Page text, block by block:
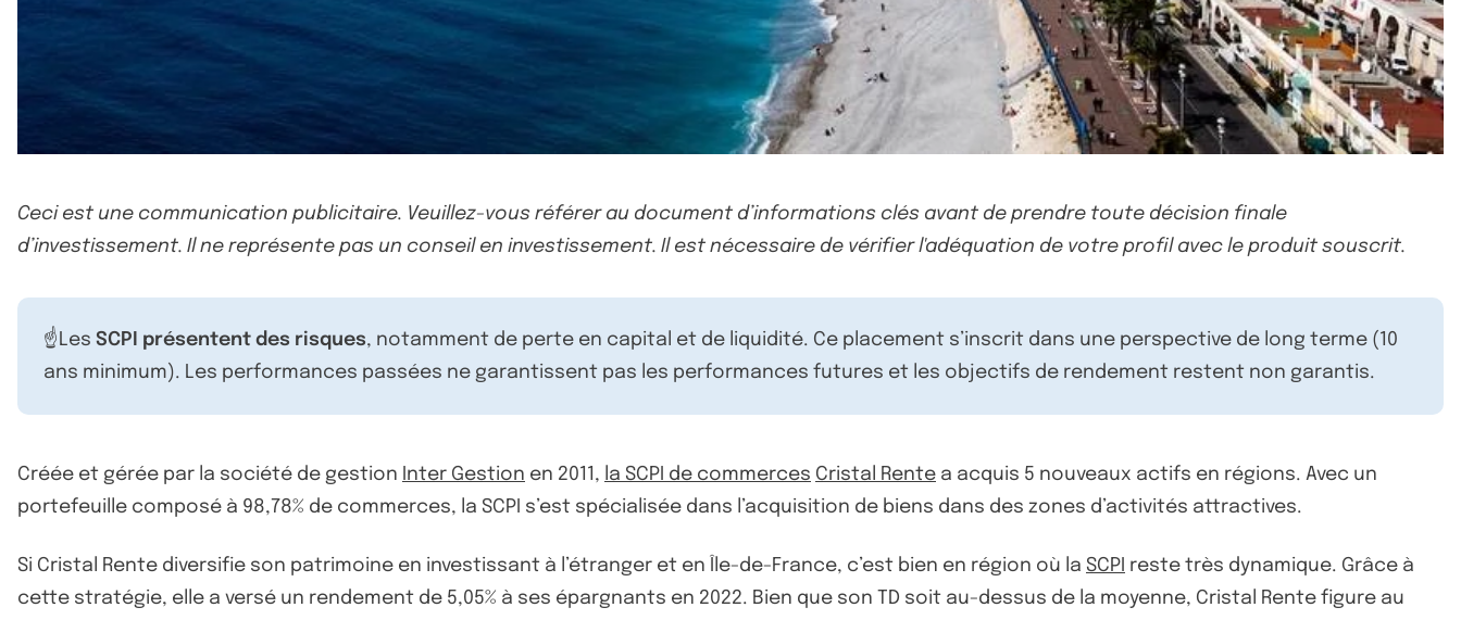
Ceci est une communication publicitaire. Veuillez-vous référer au document d’informations clés avant de prendre toute décision finale
d’investissement. Il ne représente pas un conseil en investissement. Il est nécessaire de vérifier l'adéquation de votre profil avec le produit souscrit.
☝️Les SCPI présentent des risques, notamment de perte en capital et de liquidité. Ce placement s’inscrit dans une perspective de long terme (10
ans minimum). Les performances passées ne garantissent pas les performances futures et les objectifs de rendement restent non garantis.
Créée et gérée par la société de gestion Inter Gestion en 2011, la SCPI de commerces Cristal Rente a acquis 5 nouveaux actifs en régions. Avec un
portefeuille composé à 98,78% de commerces, la SCPI s’est spécialisée dans l’acquisition de biens dans des zones d’activités attractives.
Si Cristal Rente diversifie son patrimoine en investissant à l’étranger et en Île-de-France, c’est bien en région où la SCPI reste très dynamique. Grâce à
cette stratégie, elle a versé un rendement de 5,05% à ses épargnants en 2022. Bien que son TD soit au-dessus de la moyenne, Cristal Rente figure au